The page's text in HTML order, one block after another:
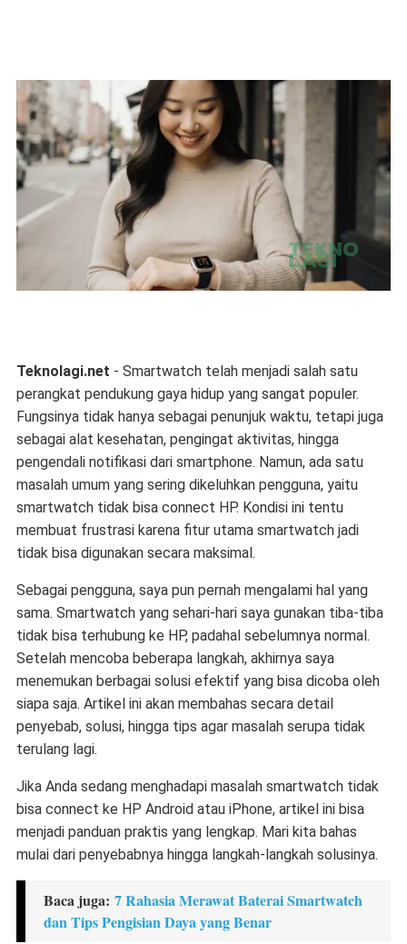
Teknolagi.net - Smartwatch telah menjadi salah satu
perangkat pendukung gaya hidup yang sangat populer.
Fungsinya tidak hanya sebagai penunjuk waktu, tetapi juga
sebagai alat kesehatan, pengingat aktivitas, hingga
pengendali notifikasi dari smartphone. Namun, ada satu
masalah umum yang sering dikeluhkan pengguna, yaitu
smartwatch tidak bisa connect HP. Kondisi ini tentu
membuat frustrasi karena fitur utama smartwatch jadi
tidak bisa digunakan secara maksimal.
Sebagai pengguna, saya pun pernah mengalami hal yang
sama. Smartwatch yang sehari-hari saya gunakan tiba-tiba
tidak bisa terhubung ke HP, padahal sebelumnya normal.
Setelah mencoba beberapa langkah, akhirnya saya
menemukan berbagai solusi efektif yang bisa dicoba oleh
siapa saja. Artikel ini akan membahas secara detail
penyebab, solusi, hingga tips agar masalah serupa tidak
terulang lagi.
Jika Anda sedang menghadapi masalah smartwatch tidak
bisa connect ke HP Android atau iPhone, artikel ini bisa
menjadi panduan praktis yang lengkap. Mari kita bahas
mulai dari penyebabnya hingga langkah-langkah solusinya.
Baca juga: 7 Rahasia Merawat Baterai Smartwatch
dan Tips Pengisian Daya yang Benar